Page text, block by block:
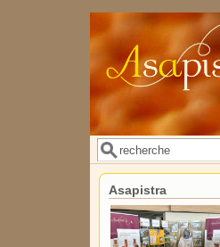
Formulaire de
Rechercher
Asapistra